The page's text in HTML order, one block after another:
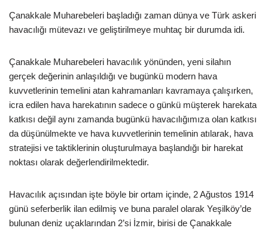
Çanakkale Muharebeleri başladığı zaman dünya ve Türk askeri
havacılığı mütevazı ve geliştirilmeye muhtaç bir durumda idi.
Çanakkale Muharebeleri havacılık yönünden, yeni silahın
gerçek değerinin anlaşıldığı ve bugünkü modern hava
kuvvetlerinin temelini atan kahramanları kavramaya çalışırken,
icra edilen hava harekatının sadece o günkü müşterek harekata
katkısı değil aynı zamanda bugünkü havacılığımıza olan katkısı
da düşünülmekte ve hava kuvvetlerinin temelinin atılarak, hava
stratejisi ve taktiklerinin oluşturulmaya başlandığı bir harekat
noktası olarak değerlendirilmektedir.
Havacılık açısından işte böyle bir ortam içinde, 2 Ağustos 1914
günü seferberlik ilan edilmiş ve buna paralel olarak Yeşilköy’de
bulunan deniz uçaklarından 2’si İzmir, birisi de Çanakkale